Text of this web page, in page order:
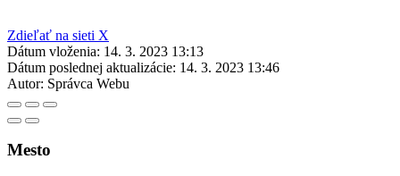
Zdieľať na sieti X
Dátum vloženia: 14. 3. 2023 13:13
Dátum poslednej aktualizácie: 14. 3. 2023 13:46
Autor: Správca Webu
Mesto